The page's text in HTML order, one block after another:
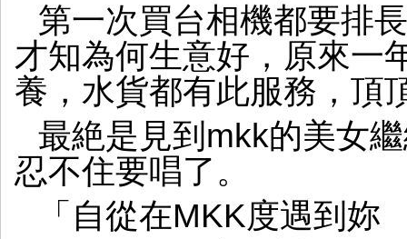
第一次買台相機都要排
才知為何生意好，原來一
養，水貨都有此服務，頂
最絶是見到mkk的美女
忍不住要唱了。
「自從在MKK度遇到妳